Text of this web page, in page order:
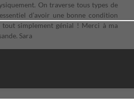
On traverse tous types de
d’avoir une bonne condition
simplement génial ! Merci à ma
Sara